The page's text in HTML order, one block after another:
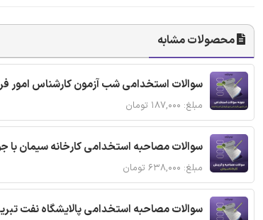
محصولات مشابه
سوالات استخدامی شب آزمون کارشناس امور
مبلغ: ۱۸۷,۰۰۰ تومان
سوالات مصاحبه استخدامی کارخانه سیمان با
مبلغ: ۶۳۸,۰۰۰ تومان
سوالات مصاحبه استخدامی پالایشگاه نفت